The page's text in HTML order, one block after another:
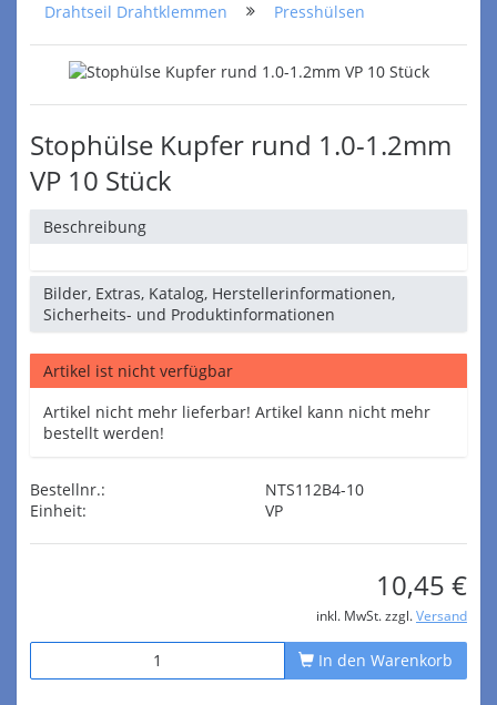
Drahtseil Drahtklemmen Presshülsen
Stophülse Kupfer rund 1.0-1.2mm
VP 10 Stück
Beschreibung
Bilder, Extras, Katalog, Herstellerinformationen,
Sicherheits- und Produktinformationen
Artikel ist nicht verfügbar
Artikel nicht mehr lieferbar! Artikel kann nicht mehr
bestellt werden!
Bestellnr.:
NTS112B4-10
Einheit:
VP
10,45 €
inkl. MwSt. zzgl. Versand
In den Warenkorb